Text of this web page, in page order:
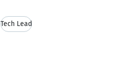
Tech Lead